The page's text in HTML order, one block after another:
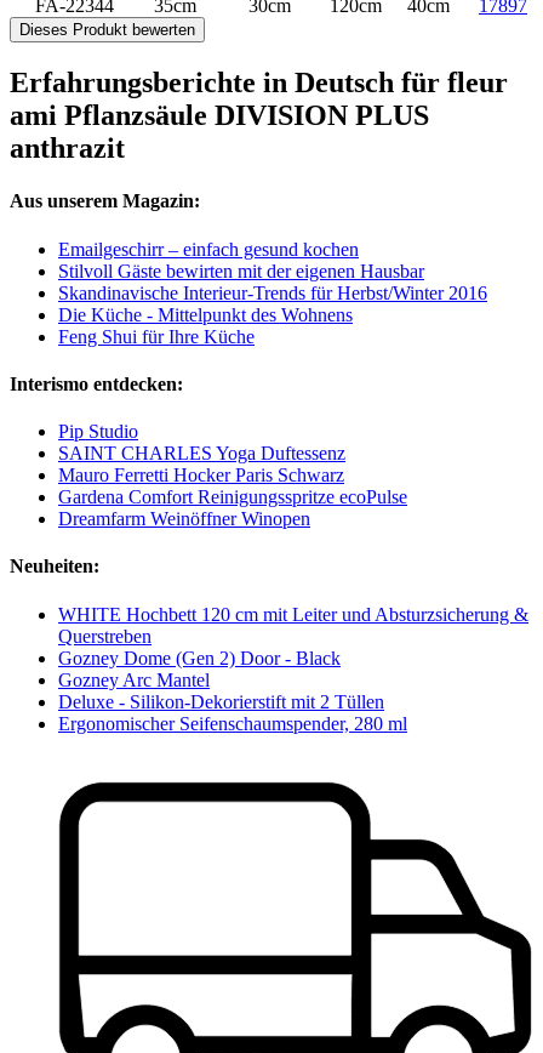
FA-22344 35cm 30cm 120cm 40cm 17897
Dieses Produkt bewerten
Erfahrungsberichte in Deutsch für fleur
ami Pflanzsäule DIVISION PLUS
anthrazit
Aus unserem Magazin:
Emailgeschirr – einfach gesund kochen
Stilvoll Gäste bewirten mit der eigenen Hausbar
Skandinavische Interieur-Trends für Herbst/Winter 2016
Die Küche - Mittelpunkt des Wohnens
Feng Shui für Ihre Küche
Interismo entdecken:
Pip Studio
SAINT CHARLES Yoga Duftessenz
Mauro Ferretti Hocker Paris Schwarz
Gardena Comfort Reinigungsspritze ecoPulse
Dreamfarm Weinöffner Winopen
Neuheiten:
WHITE Hochbett 120 cm mit Leiter und Absturzsicherung &
Querstreben
Gozney Dome (Gen 2) Door - Black
Gozney Arc Mantel
Deluxe - Silikon-Dekorierstift mit 2 Tüllen
Ergonomischer Seifenschaumspender, 280 ml